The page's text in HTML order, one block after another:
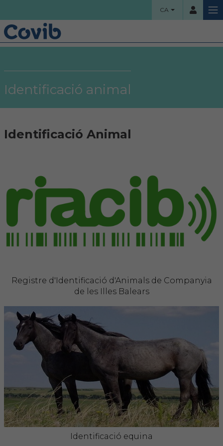
CA
Usuari
Ha oblidat la contrassenya?
HOME
Àrea col·legial
Borsa de treball
FORMACIÓ
Certificats de formacions COVIB
ACTUALITAT
Revista Col·legial
Notes de premsa
Identificació animal
Identificació Animal
Registre d'Identificació d'Animals de Companyia
de les Illes Balears
Identificació equina